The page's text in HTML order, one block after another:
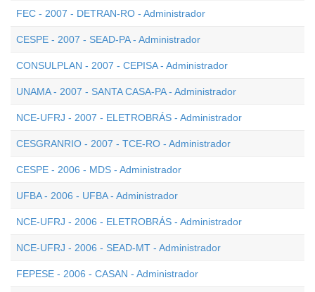
FEC - 2007 - DETRAN-RO - Administrador
CESPE - 2007 - SEAD-PA - Administrador
CONSULPLAN - 2007 - CEPISA - Administrador
UNAMA - 2007 - SANTA CASA-PA - Administrador
NCE-UFRJ - 2007 - ELETROBRÁS - Administrador
CESGRANRIO - 2007 - TCE-RO - Administrador
CESPE - 2006 - MDS - Administrador
UFBA - 2006 - UFBA - Administrador
NCE-UFRJ - 2006 - ELETROBRÁS - Administrador
NCE-UFRJ - 2006 - SEAD-MT - Administrador
FEPESE - 2006 - CASAN - Administrador